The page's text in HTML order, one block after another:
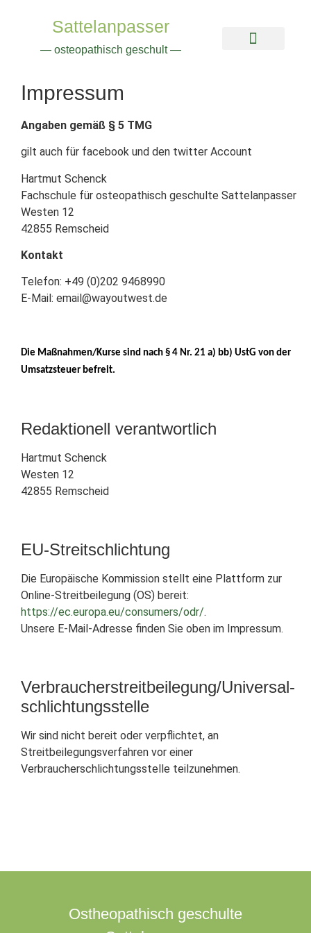
Sattelanpasser
— osteopathisch geschult —
Impressum
Angaben gemäß § 5 TMG
gilt auch für facebook und den twitter Account
Hartmut Schenck
Fachschule für osteopathisch geschulte Sattelanpasser
Westen 12
42855 Remscheid
Kontakt
Telefon: +49 (0)202 9468990
E-Mail: email@wayoutwest.de
Die Maßnahmen/Kurse sind nach § 4 Nr. 21 a) bb) UstG von der
Umsatzsteuer befreit.
Redaktionell verantwortlich
Hartmut Schenck
Westen 12
42855 Remscheid
EU-Streitschlichtung
Die Europäische Kommission stellt eine Plattform zur
Online-Streitbeilegung (OS) bereit:
https://ec.europa.eu/consumers/odr/.
Unsere E-Mail-Adresse finden Sie oben im Impressum.
Verbraucher­streit­beilegung/Universal­
schlichtungs­stelle
Wir sind nicht bereit oder verpflichtet, an
Streitbeilegungsverfahren vor einer
Verbraucherschlichtungsstelle teilzunehmen.
Ostheopathisch geschulte